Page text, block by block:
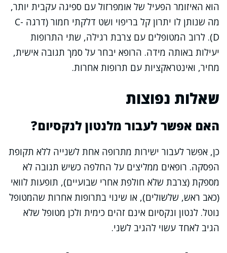
הוא האיזומר הפעיל של אומפרזול עם ספיגה עקבית יותר,
מה שנותן לו יתרון קל בריפוי ושט דלקתי חמור (דרגה C-
D). לרוב המטופלים עם צרבת רגילה, שתי התרופות
יעילות באותה מידה. הרופא יבחר על סמך תגובה אישית,
מחיר, ואינטראקציות עם תרופות אחרות.
שאלות נפוצות
האם אפשר לעבור מלנטון לנקסיום?
כן, אפשר לעבור ישירות מתרופה אחת לשנייה ללא תקופת
הפסקה. רופאים ממליצים על החלפה כשיש תגובה לא
מספקת (צרבת שלא חולפת אחרי שבועיים), תופעות לוואי
(כאב ראש, שלשולים), או שינוי בתרופות אחרות שהמטופל
נוטל. לנטון ונקסיום אינם זהים כימית ולכן מטופל שלא
הגיב לאחד עשוי להגיב לשני.